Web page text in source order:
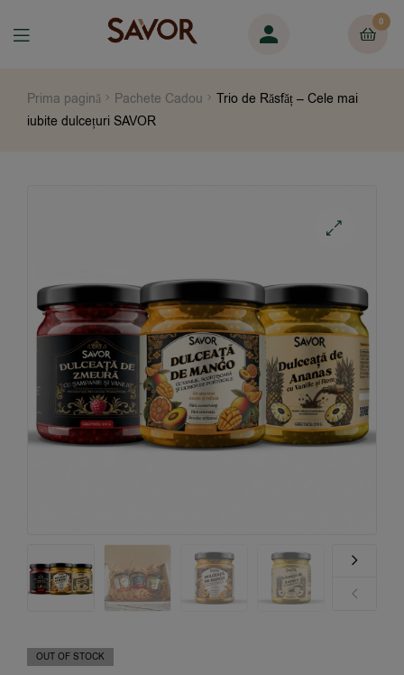
0
Prima pagină Pachete Cadou
Trio de Răsfăț – Cele mai
iubite dulcețuri SAVOR
OUT OF STOCK